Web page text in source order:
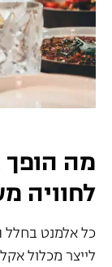
לחוויה
כל אלמנט
לייצר מכלול